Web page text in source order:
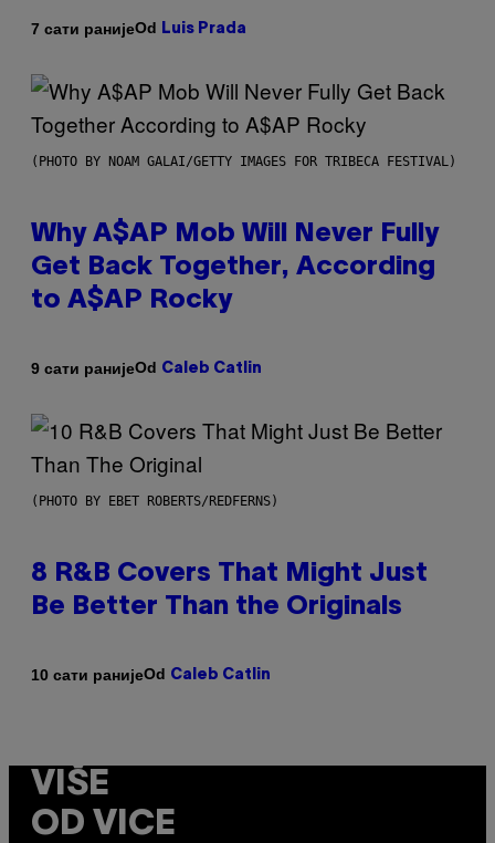
7 сати ранијеOd Luis Prada
(PHOTO BY NOAM GALAI/GETTY IMAGES FOR TRIBECA FESTIVAL)
Why A$AP Mob Will Never Fully
Get Back Together, According
to A$AP Rocky
9 сати ранијеOd Caleb Catlin
(PHOTO BY EBET ROBERTS/REDFERNS)
8 R&B Covers That Might Just
Be Better Than the Originals
10 сати ранијеOd Caleb Catlin
VIŠE
OD VICE